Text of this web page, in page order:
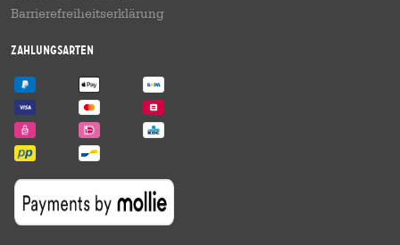
Barrierefreiheitserklärung
Zahlungsarten